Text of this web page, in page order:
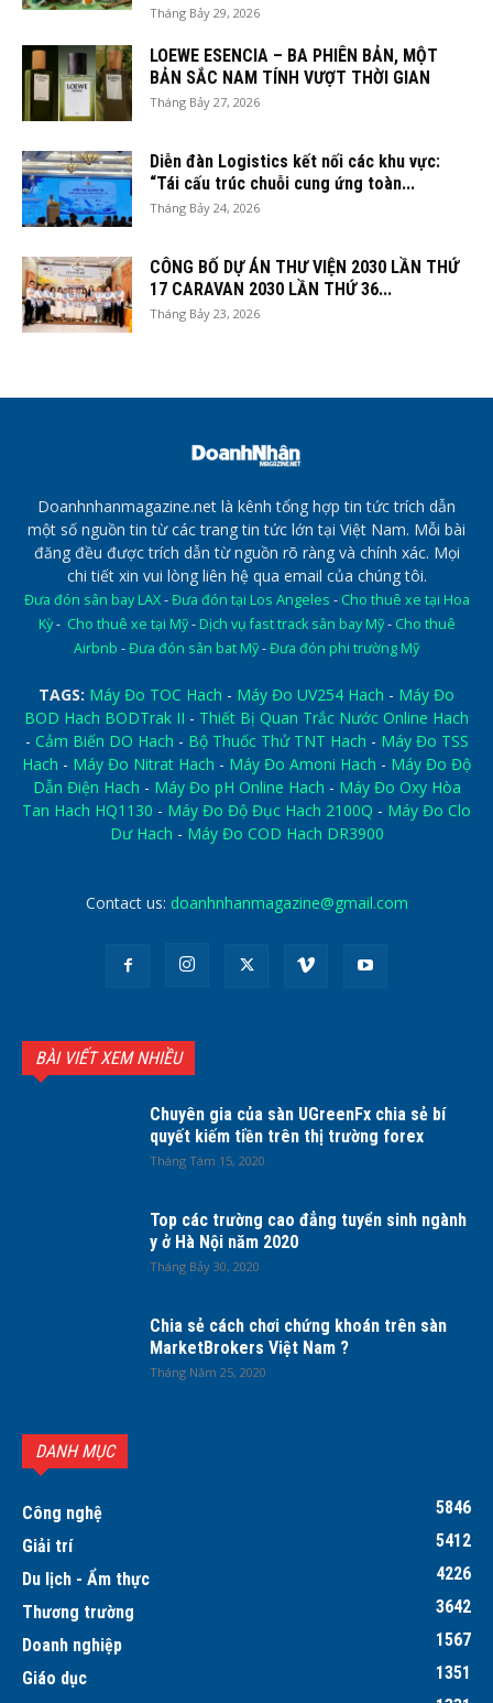
Tháng Bảy 29, 2026
LOEWE ESENCIA – BA PHIÊN BẢN, MỘT
BẢN SẮC NAM TÍNH VƯỢT THỜI GIAN
Tháng Bảy 27, 2026
Diễn đàn Logistics kết nối các khu vực:
“Tái cấu trúc chuỗi cung ứng toàn...
Tháng Bảy 24, 2026
CÔNG BỐ DỰ ÁN THƯ VIỆN 2030 LẦN THỨ
17 CARAVAN 2030 LẦN THỨ 36...
Tháng Bảy 23, 2026
Doanhnhanmagazine.net là kênh tổng hợp tin tức trích dẫn
một số nguồn tin từ các trang tin tức lớn tại Việt Nam. Mỗi bài
đăng đều được trích dẫn từ nguồn rõ ràng và chính xác. Mọi
chi tiết xin vui lòng liên hệ qua email của chúng tôi.
Đưa đón sân bay LAX-Đưa đón tại Los Angeles - Cho thuê xe tại Hoa
Kỳ- Cho thuê xe tại Mỹ- Dịch vụ fast track sân bay Mỹ- Cho thuê
Airbnb -Đưa đón sân bat Mỹ-Đưa đón phi trường Mỹ
TAGS: Máy Đo TOC Hach - Máy Đo UV254 Hach - Máy Đo
BOD Hach BODTrak II - Thiết Bị Quan Trắc Nước Online Hach
- Cảm Biến DO Hach - Bộ Thuốc Thử TNT Hach - Máy Đo TSS
Hach - Máy Đo Nitrat Hach - Máy Đo Amoni Hach - Máy Đo Độ
Dẫn Điện Hach - Máy Đo pH Online Hach - Máy Đo Oxy Hòa
Tan Hach HQ1130 - Máy Đo Độ Đục Hach 2100Q - Máy Đo Clo
Dư Hach - Máy Đo COD Hach DR3900
Contact us: doanhnhanmagazine@gmail.com
BÀI VIẾT XEM NHIỀU
Chuyên gia của sàn UGreenFx chia sẻ bí
quyết kiếm tiền trên thị trường forex
Tháng Tám 15, 2020
Top các trường cao đẳng tuyển sinh ngành
y ở Hà Nội năm 2020
Tháng Bảy 30, 2020
Chia sẻ cách chơi chứng khoán trên sàn
MarketBrokers Việt Nam ?
Tháng Năm 25, 2020
DANH MỤC
Công nghệ
5846
Giải trí
5412
Du lịch - Ẩm thực
4226
Thương trường
3642
Doanh nghiệp
1567
Giáo dục
1351